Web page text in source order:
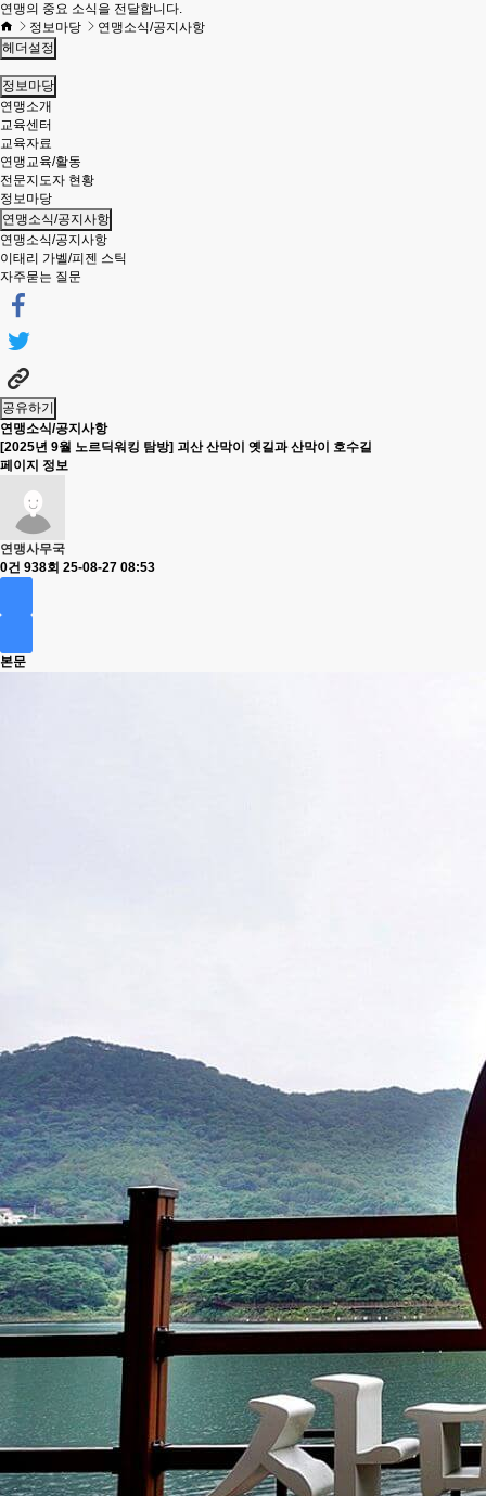
연맹의 중요 소식을 전달합니다.
정보마당
연맹소식/공지사항
헤더설정
정보마당
연맹소개
교육센터
교육자료
연맹교육/활동
전문지도자 현황
정보마당
연맹소식/공지사항
연맹소식/공지사항
이태리 가벨/피젠 스틱
자주묻는 질문
공유하기
연맹소식/공지사항
[2025년 9월 노르딕워킹 탐방] 괴산 산막이 옛길과 산막이 호수길
페이지 정보
연맹사무국
0건 938회 25-08-27 08:53
본문